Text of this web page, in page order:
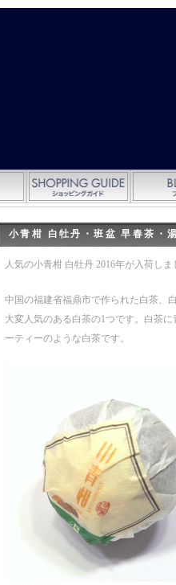
小青柑 白牡丹・班盆 早春茶・
人気の小青柑 白牡丹 2016年が入荷しま
中国の福建省福鼎市で作られた白茶、
大変人気のある白茶の1つです。白茶
ーティーのような白茶です。